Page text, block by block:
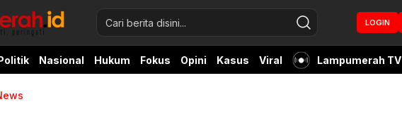
LOGIN
Nasional Hukum Fokus Opini Kasus Viral Lampumerah TV